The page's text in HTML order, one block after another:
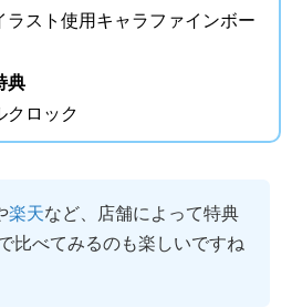
ラスト使用キャラファインボー
典
クロック
楽天など、店舗によって特典
比べてみるのも楽しいですね